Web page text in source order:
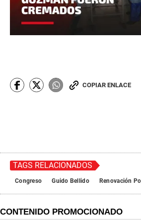
COPIAR ENLACE
TAGS RELACIONADOS
Congreso Guido Bellido Renovación